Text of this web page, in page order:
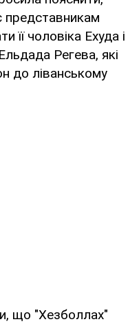
представникам
її чоловіка Ехуда і
Регева, які
до ліванському
що "Хезболлах"